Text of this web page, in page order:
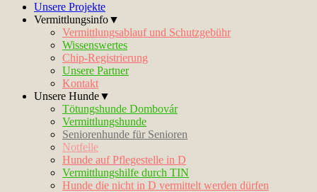
Unsere Projekte
Vermittlungsinfo▼
Vermittlungsablauf und Schutzgebühr
Wissenswertes
Chip-Registrierung
Unsere Partner
Kontakt
Unsere Hunde▼
Tötungshunde Dombovár
Vermittlungshunde
Seniorenhunde für Senioren
Notfelle
Hunde auf Pflegestelle in D
Vermittlungshilfe durch TIN
Hunde die nicht in D vermittelt werden dürfen